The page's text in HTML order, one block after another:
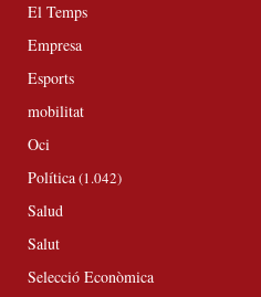
El Temps
Empresa
Esports
mobilitat
Oci
Política(1.042)
Salud
Salut
Selecció Econòmica